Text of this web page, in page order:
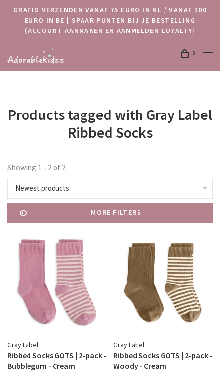
GRATIS VERZENDEN VANAF 75 EURO IN NL / VANAF 100
EURO IN BE | SPAAR PUNTEN BIJ JE BESTELLING
(ACCOUNT AANMAKEN EN AANMELDEN LOYALTY)
0
Products tagged with Gray Label
Ribbed Socks
Showing 1 - 2 of 2
Newest products
MORE FILTERS
Gray Label
Ribbed Socks GOTS | 2-pack -
Bubblegum - Cream
Gray Label
Ribbed Socks GOTS | 2-pack -
Woody - Cream